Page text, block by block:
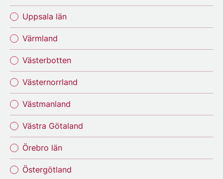
Uppsala län
Värmland
Västerbotten
Västernorrland
Västmanland
Västra Götaland
Örebro län
Östergötland